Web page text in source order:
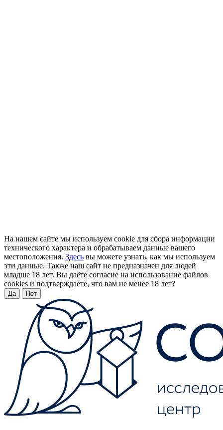
На нашем сайте мы используем cookie для сбора информации
технического характера и обрабатываем данные вашего
местоположения. Здесь вы можете узнать, как мы используем
эти данные. Также наш сайт не предназначен для людей
младше 18 лет. Вы даёте согласие на использование файлов
cookies и подтверждаете, что вам не менее 18 лет?
Да Нет